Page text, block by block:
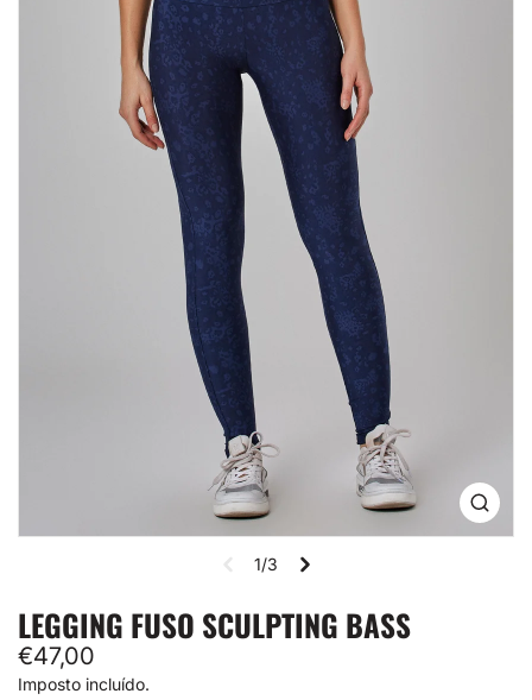
Abrir
mídia
1/3
LEGGING FUSO SCULPTING BASS
Preço
normal
€47,00
Imposto incluído.